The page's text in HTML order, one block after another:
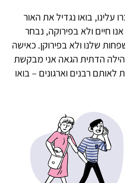
עלינו, בואו נגדיל את האור
חיים ולא בפירוקה, נבחר
שלנו ולא בפירוקן. כאישה
הדתית הגאה אני מבקשת
רבנים וארגונים – בואו